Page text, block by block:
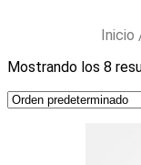
Inicio
Mostrando los 8